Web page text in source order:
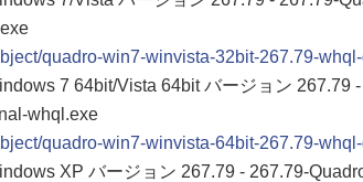
quadro-win7-winvista-32bit-267.79-
7 64bit/Vista 64bit バージョン 267.79
whql.exe
quadro-win7-winvista-64bit-267.79-
XP バージョン 267.79 - 267.79-